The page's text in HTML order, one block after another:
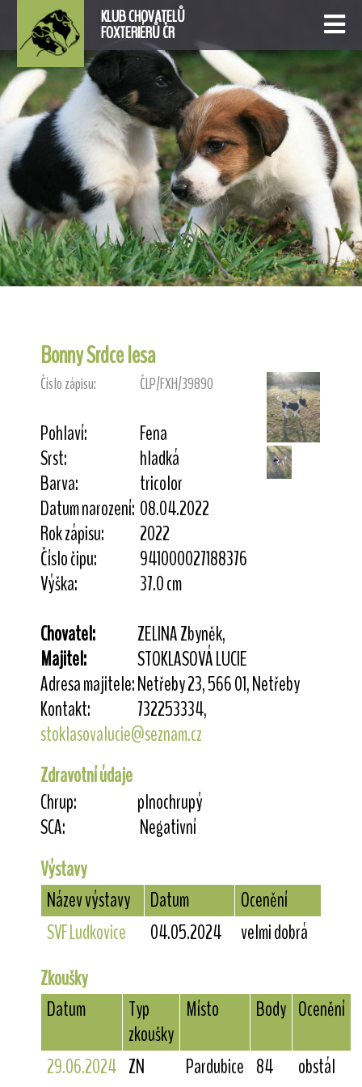
KLUB CHOVATELŮ
FOXTERIÉRŮ ČR
Bonny Srdce lesa
Číslo zápisu: ČLP/FXH/39890
Pohlaví:
Fena
Srst:
hladká
Barva:
tricolor
Datum narození: 08.04.2022
Rok zápisu:
2022
Číslo čipu:
941000027188376
Výška:
37.0 cm
Chovatel:
ZELINA Zbyněk,
Majitel:
STOKLASOVÁ LUCIE
Adresa majitele:Netřeby 23, 566 01, Netřeby
Kontakt:
732253334,
stoklasovalucie@seznam.cz
Zdravotní údaje
Chrup:
plnochrupý
SCA:
Negativní
Výstavy
Název výstavy
Datum
Ocenění
SVF Ludkovice
04.05.2024
velmi dobrá
Zkoušky
Datum
Typ
zkoušky
Místo Body Ocenění
29.06.2024 ZN Pardubice 84
obstál